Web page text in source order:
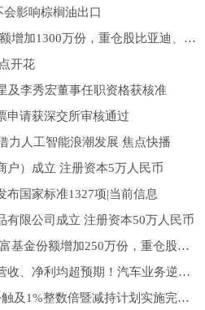
影响棕榈油出口
5月27日电池ETF建信基金份额增加1300万份，重仓股比亚迪、宁德时代、华友钴业 观察
开花
及李秀宏董事任职资格获核准
申请获深交所审核通过
力人工智能浪潮发展 焦点快播
户）成立 注册资本5万人民币
国家标准1327项|当前信息
有限公司成立 注册资本50万人民币
速看：5月26日软件ETF汇添富基金份额增加250万份，重仓股科大讯飞、同花顺、金山办公
今亮点！一图看懂 | 小米Q1营收、净利均超预期！汽车业务逆势增长，官宣200亿港元回购计划
中来股份: 关于股东减持股份触及1%整数倍暨减持计划实施完毕的公告